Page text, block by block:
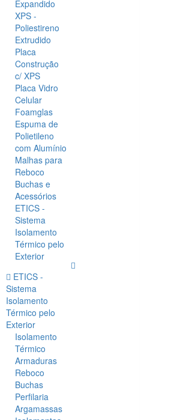
Expandido
XPS -
Poliestireno
Extrudido
Placa
Construção
c/ XPS
Placa Vidro
Celular
Foamglas
Espuma de
Polietileno
com Alumínio
Malhas para
Reboco
Buchas e
Acessórios
ETICS -
Sistema
Isolamento
Térmico pelo
Exterior
ETICS -
Sistema
Isolamento
Térmico pelo
Exterior
Isolamento
Térmico
Armaduras
Reboco
Buchas
Perfilaria
Argamassas